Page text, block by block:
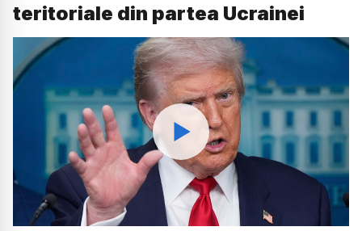
teritoriale din partea Ucrainei
Watch